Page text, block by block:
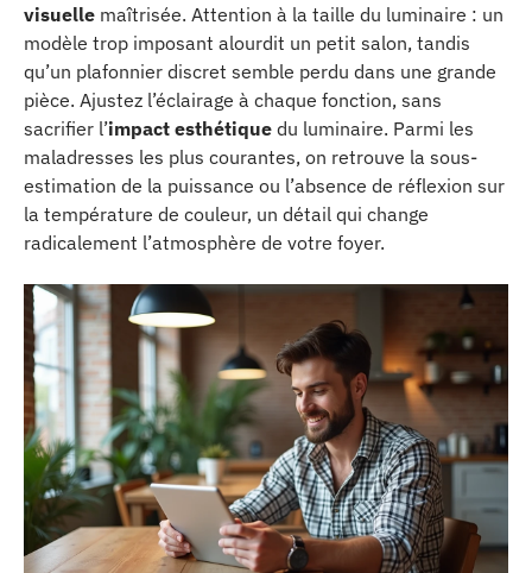
visuelle maîtrisée. Attention à la taille du luminaire : un
modèle trop imposant alourdit un petit salon, tandis
qu’un plafonnier discret semble perdu dans une grande
pièce. Ajustez l’éclairage à chaque fonction, sans
sacrifier l’impact esthétique du luminaire. Parmi les
maladresses les plus courantes, on retrouve la sous-
estimation de la puissance ou l’absence de réflexion sur
la température de couleur, un détail qui change
radicalement l’atmosphère de votre foyer.